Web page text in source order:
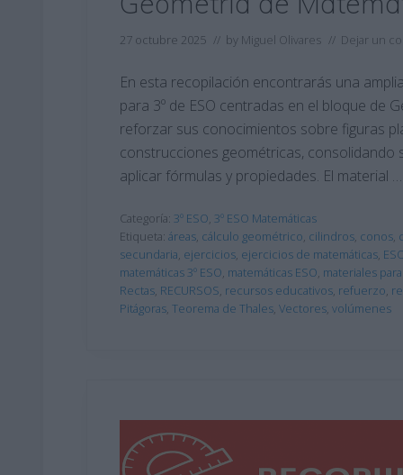
27 octubre 2025 // by Miguel Olivares // Dejar un
En esta recopilación encontrarás una
para 3º de ESO centradas en el bloque de
reforzar sus conocimientos sobre figuras
construcciones geométricas, consolidando
aplicar fórmulas y propiedades. El material …
Categoría: 3º ESO, 3º ESO Matemáticas
Etiqueta: áreas, cálculo geométrico, cilindros, conos,
secundaria, ejercicios, ejercicios de matemáticas,
matemáticas 3º ESO, matemáticas ESO, materiales
Rectas, RECURSOS, recursos educativos, refuerzo,
Pitágoras, Teorema de Thales, Vectores, volúmenes